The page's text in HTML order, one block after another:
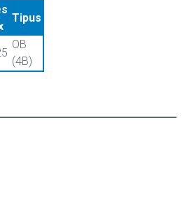
Tipus
OB
(4B)